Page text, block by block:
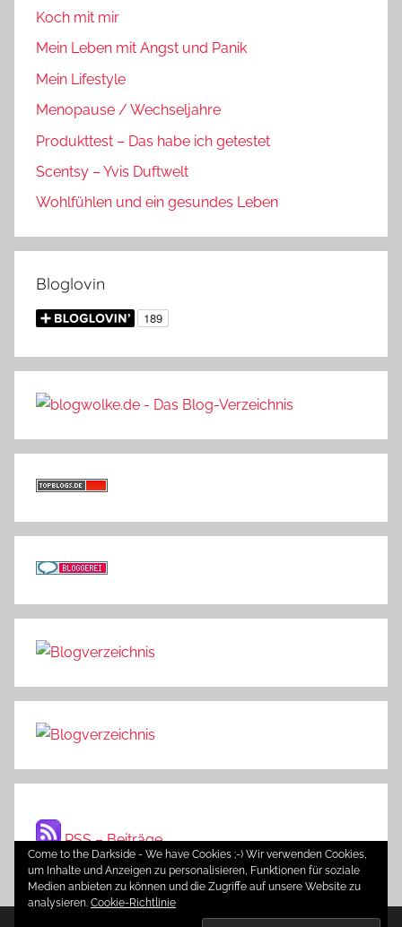
Koch mit mir
Mein Leben mit Angst und Panik
Mein Lifestyle
Menopause / Wechseljahre
Produkttest – Das habe ich getestet
Scentsy – Yvis Duftwelt
Wohlfühlen und ein gesundes Leben
Bloglovin
RSS – Beiträge
Come to the Darkside - We have Cookies ;-) Wir verwenden Cookies,
um Inhalte und Anzeigen zu personalisieren, Funktionen für soziale
Medien anbieten zu können und die Zugriffe auf unsere Website zu
analysieren. Cookie-Richtlinie